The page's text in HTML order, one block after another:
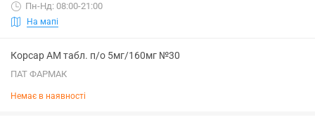
Пн-Нд: 08:00-21:00
На мапі
Корсар АМ табл. п/о 5мг/160мг №30
ПАТ ФАРМАК
Немає в наявності